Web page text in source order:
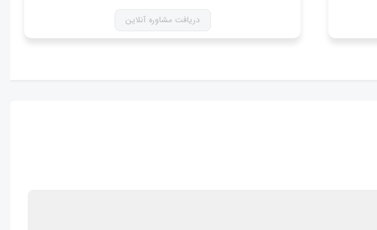
دریافت مشاوره آنلاین